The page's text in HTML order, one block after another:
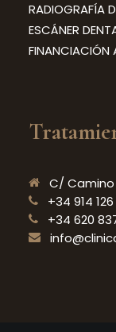
RADIOGRAFÍA
ESCÁNER
FINANCIACIÓN
C/ Camino
+34 914
+34 620